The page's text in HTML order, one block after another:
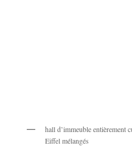
hall d’immeuble entièrement
Eiffel mélangés